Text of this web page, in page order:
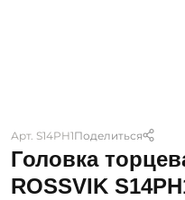
Арт. S14PH1Поделиться
Головка
ROSSVIK